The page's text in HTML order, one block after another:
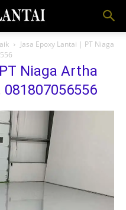
Jasa Epoxy Lantai | PT Niaga
Niaga Artha